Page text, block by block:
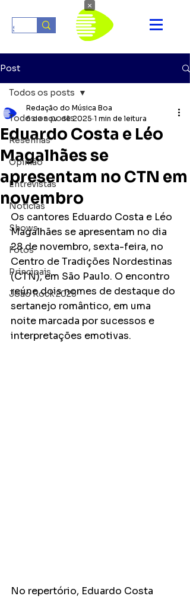
Post
Todos os posts
Resenhas
Opinião
Entrevistas
Notícias
Shows
Fotos
Principais
João Rock 2025
Todos os posts
Eduardo Costa e Léo
Magalhães se
apresentam no CTN em
novembro
Redação do Música Boa
6 de nov. de 2025 1 min de leitura
Os cantores Eduardo Costa e Léo
Magalhães se apresentam no dia
28 de novembro, sexta-feira, no
Centro de Tradições Nordestinas
(CTN), em São Paulo. O encontro
reúne dois nomes de destaque do
sertanejo romântico, em uma
noite marcada por sucessos e
interpretações emotivas.
No repertório, Eduardo Costa
×